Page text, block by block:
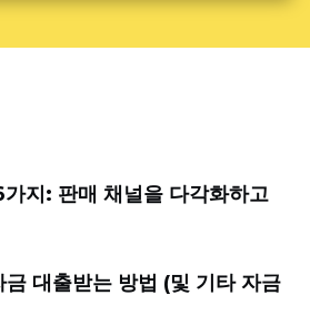
지: 판매 채널을 다각화하고
대출받는 방법 (및 기타 자금